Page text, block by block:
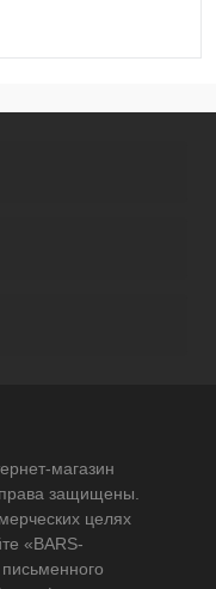
магазин
защищены.
целях
«BARS-